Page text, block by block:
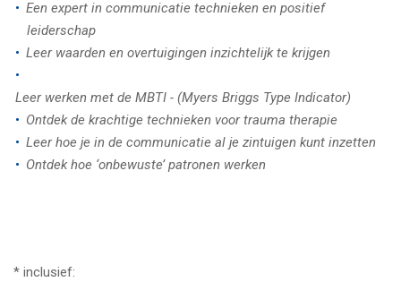
Een expert in communicatie technieken en positief
leiderschap
Leer waarden en overtuigingen inzichtelijk te krijgen
Leer werken met de MBTI - (Myers Briggs Type Indicator)
Ontdek de krachtige technieken voor trauma therapie
Leer hoe je in de communicatie al je zintuigen kunt inzetten
Ontdek hoe ‘onbewuste’ patronen werken
* inclusief: